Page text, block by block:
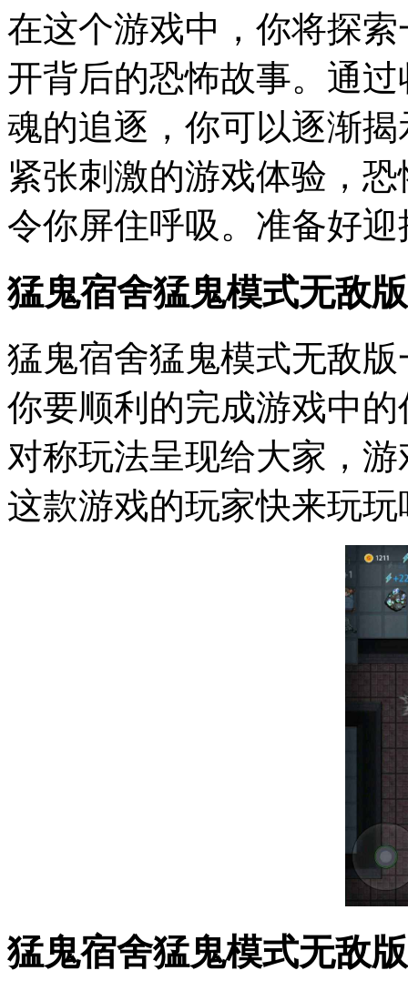
在这个游戏中，你将探
开背后的恐怖故事。通
魂的追逐，你可以逐渐
紧张刺激的游戏体验，
令你屏住呼吸。准备好
猛鬼宿舍猛鬼模式无敌
猛鬼宿舍猛鬼模式无敌
你要顺利的完成游戏中
对称玩法呈现给大家，
这款游戏的玩家快来玩玩
猛鬼宿舍猛鬼模式无敌